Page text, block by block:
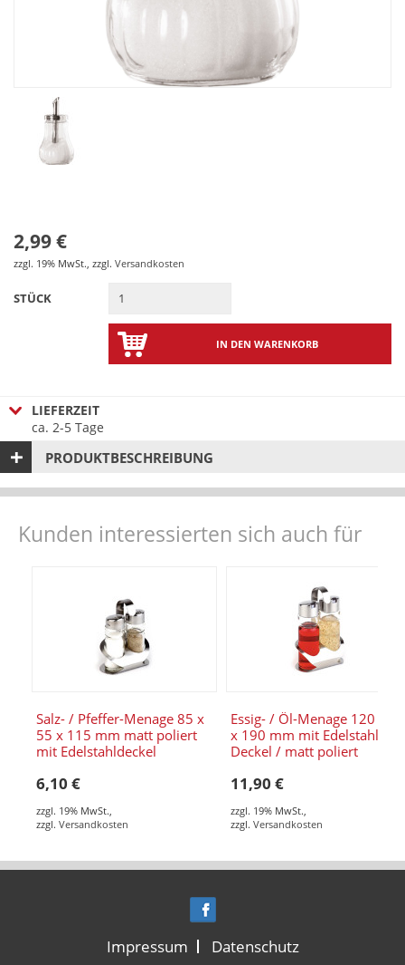
2,99 €
zzgl. 19% MwSt., zzgl. Versandkosten
STÜCK
IN DEN WARENKORB
LIEFERZEIT
ca. 2-5 Tage
PRODUKTBESCHREIBUNG
Kunden interessierten sich auch für
Salz- / Pfeffer-Menage 85 x
55 x 115 mm matt poliert
mit Edelstahldeckel
6,10 €
zzgl. 19% MwSt.
zzgl. Versandkosten
Essig- / Öl-Menage 120 x 80
x 190 mm mit Edelstahl-
Deckel / matt poliert
11,90 €
zzgl. 19% MwSt.
zzgl. Versandkosten
Impressum Datenschutz